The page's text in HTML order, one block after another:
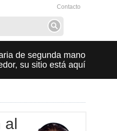
Contacto
de segunda mano
su sitio está aquí
al